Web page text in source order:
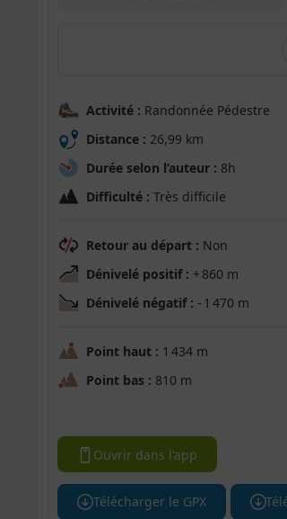
Activité : Randonnée Pédestre
Distance : 26,99 km
Durée selon l’auteur : 8h
Difficulté : Très difficile
Retour au départ : Non
Dénivelé positif : + 860 m
Dénivelé négatif : - 1 470 m
Point haut : 1 434 m
Point bas : 810 m
Ouvrir dans l'app
Télécharger le GPX